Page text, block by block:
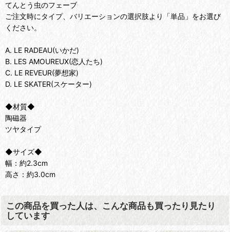
てんとう虫のフェーブ
ご注文時にタイプ、バリエーションの選択肢より「単品」をお選び
ください。
A. LE RADEAU(いかだ)
B. LES AMOUREUX(恋人たち)
C. LE REVEUR(夢想家)
D. LE SKATER(スケーター)
◆材質◆
陶磁器
ツヤタイプ
◆サイズ◆
幅：約2.3cm
高さ：約3.0cm
この商品を買った人は、こんな商品も買ったり見たり
しています